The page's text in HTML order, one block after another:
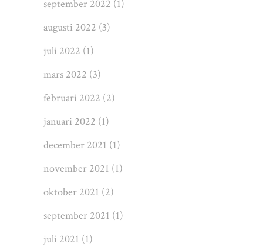
september 2022 (1)
augusti 2022 (3)
juli 2022 (1)
mars 2022 (3)
februari 2022 (2)
januari 2022 (1)
december 2021 (1)
november 2021 (1)
oktober 2021 (2)
september 2021 (1)
juli 2021 (1)